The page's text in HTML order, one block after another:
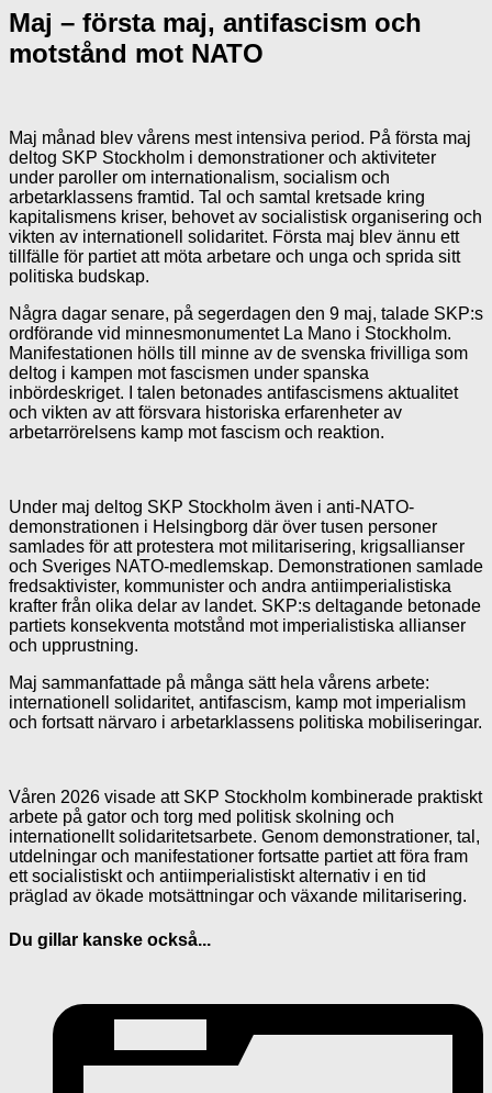
Maj – första maj, antifascism och
motstånd mot NATO
Maj månad blev vårens mest intensiva period. På första maj
deltog SKP Stockholm i demonstrationer och aktiviteter
under paroller om internationalism, socialism och
arbetarklassens framtid. Tal och samtal kretsade kring
kapitalismens kriser, behovet av socialistisk organisering och
vikten av internationell solidaritet. Första maj blev ännu ett
tillfälle för partiet att möta arbetare och unga och sprida sitt
politiska budskap.
Några dagar senare, på segerdagen den 9 maj, talade SKP:s
ordförande vid minnesmonumentet La Mano i Stockholm.
Manifestationen hölls till minne av de svenska frivilliga som
deltog i kampen mot fascismen under spanska
inbördeskriget. I talen betonades antifascismens aktualitet
och vikten av att försvara historiska erfarenheter av
arbetarrörelsens kamp mot fascism och reaktion.
Under maj deltog SKP Stockholm även i anti-NATO-
demonstrationen i Helsingborg där över tusen personer
samlades för att protestera mot militarisering, krigsallianser
och Sveriges NATO-medlemskap. Demonstrationen samlade
fredsaktivister, kommunister och andra antiimperialistiska
krafter från olika delar av landet. SKP:s deltagande betonade
partiets konsekventa motstånd mot imperialistiska allianser
och upprustning.
Maj sammanfattade på många sätt hela vårens arbete:
internationell solidaritet, antifascism, kamp mot imperialism
och fortsatt närvaro i arbetarklassens politiska mobiliseringar.
Våren 2026 visade att SKP Stockholm kombinerade praktiskt
arbete på gator och torg med politisk skolning och
internationellt solidaritetsarbete. Genom demonstrationer, tal,
utdelningar och manifestationer fortsatte partiet att föra fram
ett socialistiskt och antiimperialistiskt alternativ i en tid
präglad av ökade motsättningar och växande militarisering.
Du gillar kanske också...